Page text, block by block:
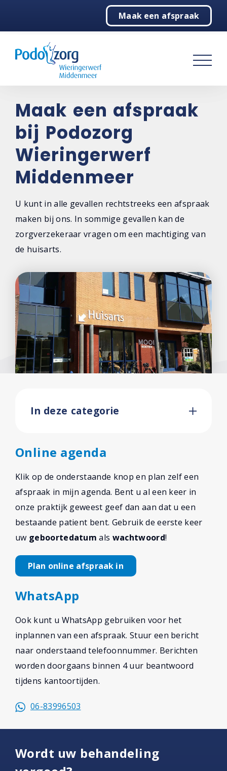
Maak een afspraak
Podologie
Behandelingen
Over ons
Contact
Contactgegevens
Maak een afspraak
Steunzolen bestellen
Niet tevreden
Facebook
Maak een afspraak
bij Podozorg
Wieringerwerf
Middenmeer
U kunt in alle gevallen rechtstreeks een afspraak
maken bij ons. In sommige gevallen kan de
zorgverzekeraar vragen om een machtiging van
de huisarts.
In deze categorie
Online agenda
Klik op de onderstaande knop en plan zelf een
afspraak in mijn agenda. Bent u al een keer in
onze praktijk geweest geef dan aan dat u een
bestaande patient bent. Gebruik de eerste keer
uw geboortedatum als wachtwoord!
Plan online afspraak in
WhatsApp
Ook kunt u WhatsApp gebruiken voor het
inplannen van een afspraak. Stuur een bericht
naar onderstaand telefoonnummer. Berichten
worden doorgaans binnen 4 uur beantwoord
tijdens kantoortijden.
06-83996503
Wordt uw behandeling